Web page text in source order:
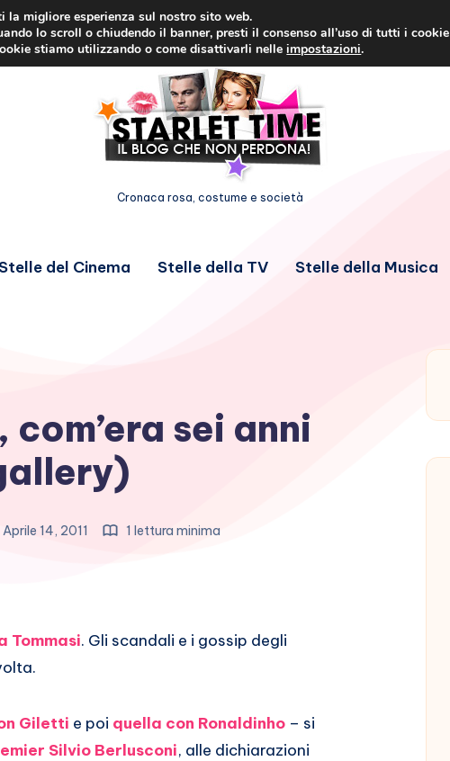
Cronaca rosa, costume e società
del Cinema Stelle della TV Stelle della Musica
sei anni
Aprile 14, 2011 1 lettura minima
Tommasi. Gli scandali e i gossip degli
Giletti e poi quella con Ronaldinho – si
Silvio Berlusconi, alle dichiarazioni
migliore esperienza sul nostro sito web.
lo scroll o chiudendo il banner, presti il consenso all’uso di tutti i cookie
stiamo utilizzando o come disattivarli nelleimpostazioni.